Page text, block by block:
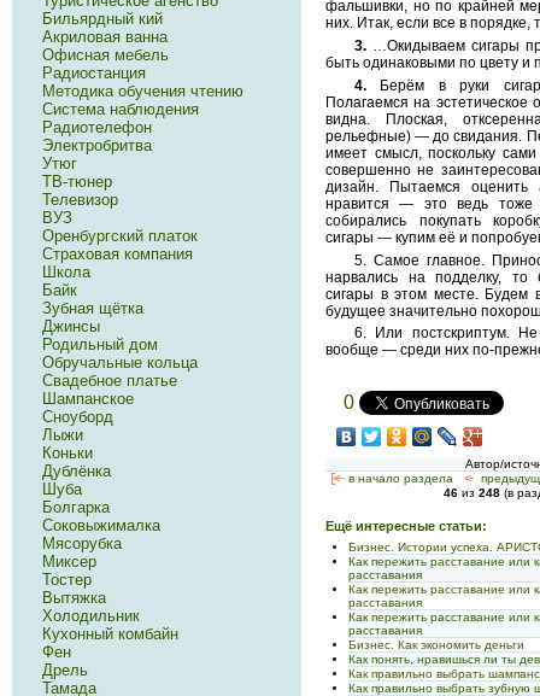
фальшивки, но по крайней
них. Итак, если все в
3. …Окидываем сигары
быть одинаковыми по цвету и
4. Берём в руки
Полагаемся на
видна. Плоская,
рельефные) — до свидания.
имеет смысл, поскольку
совершенно не
дизайн. Пытаемся
нравится — это ведь тоже
собирались покупать
сигары — купим её и
5. Самое главное.
нарвались на подделку, то
сигары в этом месте. Будем
будущее значительно
6. Или постскриптум.
вообще — среди них по-
0
Автор/
[<— в начало раздела <-
46 из 248 (в
Ещё интересные статьи:
Бизнес. Истории успеха.
Как пережить расставание или
расставания
Как пережить расставание или
расставания
Как пережить расставание или
расставания
Бизнес. Как экономить деньги
Как понять, нравишься ли ты
Как правильно выбрать
Как правильно выбрать зубную
Бильярдный кий
Акриловая ванна
Офисная мебель
Радиостанция
Методика обучения чтению
Система наблюдения
Радиотелефон
Электробритва
Утюг
ТВ-тюнер
Телевизор
ВУЗ
Оренбургский платок
Страховая компания
Школа
Байк
Зубная щётка
Джинсы
Родильный дом
Обручальные кольца
Свадебное платье
Шампанское
Сноуборд
Лыжи
Коньки
Дублёнка
Шуба
Болгарка
Соковыжималка
Мясорубка
Миксер
Тостер
Вытяжка
Холодильник
Кухонный комбайн
Фен
Дрель
Тамада